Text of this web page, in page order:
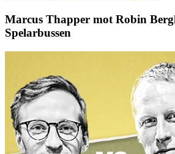
Marcus Thapper mot Robin
Spelarbussen